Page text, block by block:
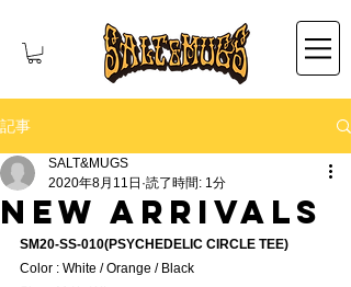
記事
NEW ARRIVALS
SALT&MUGS
2020年8月11日 読了時間: 1分
SM20-SS-010(PSYCHEDELIC CIRCLE TEE)
Color : White / Orange / Black